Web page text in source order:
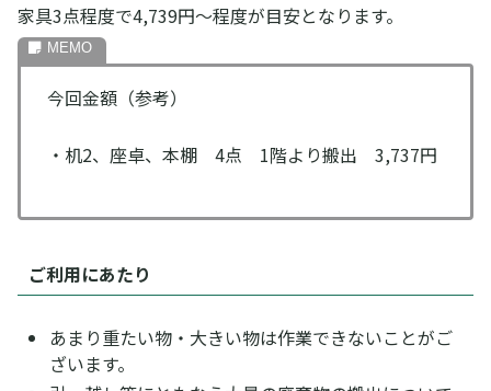
家具3点程度で4,739円～程度が目安となります。
今回金額（参考）
・机2、座卓、本棚 4点 1階より搬出 3,737円
ご利用にあたり
あまり重たい物・大きい物は作業できないことがご
ざいます。